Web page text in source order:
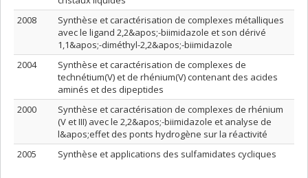
2008
Synthèse et caractérisation de complexes métalliques
avec le ligand 2,2&apos;-biimidazole et son dérivé
1,1&apos;-diméthyl-2,2&apos;-biimidazole
2004
Synthèse et caractérisation de complexes de
technétium(V) et de rhénium(V) contenant des acides
aminés et des dipeptides
2000
Synthèse et caractérisation de complexes de rhénium
(V et III) avec le 2,2&apos;-biimidazole et analyse de
l&apos;effet des ponts hydrogène sur la réactivité
2005
Synthèse et applications des sulfamidates cycliques